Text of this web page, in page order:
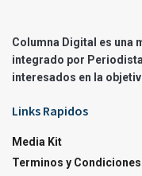
Columna Digital es una
integrado por
interesados en la
Links Rapidos
Media Kit
Terminos y Condiciones